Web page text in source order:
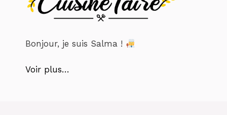
Bonjour, je suis Salma !
Voir plus…